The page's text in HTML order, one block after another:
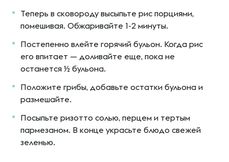
Теперь в сковороду высыпьте рис порциями,
помешивая. Обжаривайте 1-2 минуты.
Постепенно влейте горячий бульон. Когда рис
его впитает — доливайте еще, пока не
останется ½ бульона.
Положите грибы, добавьте остатки бульона и
размешайте.
Посыпьте ризотто солью, перцем и тертым
пармезаном. В конце украсьте блюдо свежей
зеленью.